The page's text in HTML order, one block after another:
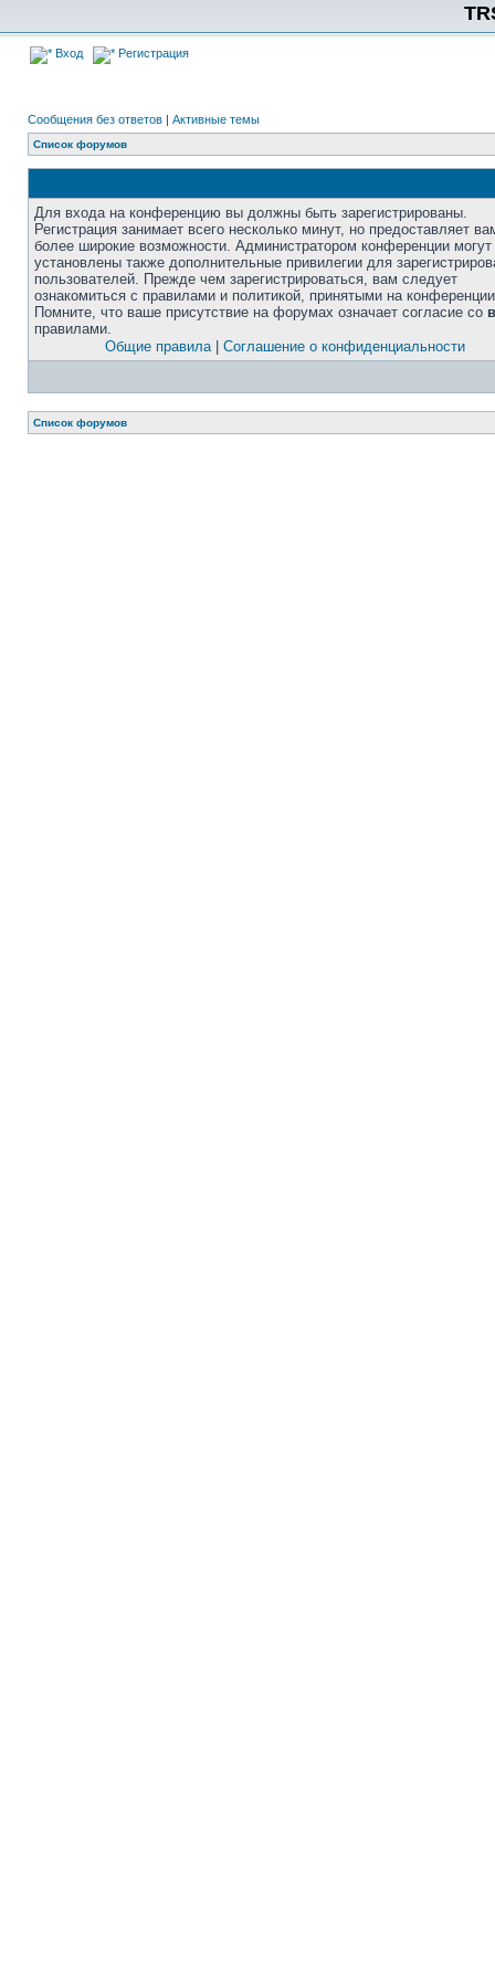
Вход Регистрация
Сообщения без ответов | Активные темы
Список форумов
Для входа на конференцию вы должны быть зарегистрированы.
Регистрация занимает всего несколько минут, но предоставляет
более широкие возможности. Администратором конференции
установлены также дополнительные привилегии для
пользователей. Прежде чем зарегистрироваться, вам следует
ознакомиться с правилами и политикой, принятыми на
Помните, что ваше присутствие на форумах означает согласие со
правилами.
Общие правила| Соглашение о конфиденциальности
Список форумов